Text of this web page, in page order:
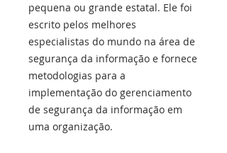
pequena ou grande estatal. Ele foi
escrito pelos melhores
especialistas do mundo na área de
segurança da informação e fornece
metodologias para a
implementação do gerenciamento
de segurança da informação em
uma organização.